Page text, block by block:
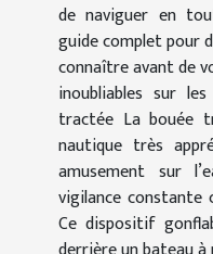
de naviguer en
guide complet pour
connaître avant de
inoubliables sur
tractée La bouée
nautique très
amusement sur
vigilance constante
Ce dispositif